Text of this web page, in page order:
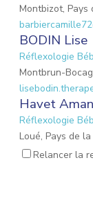
Montbizot, Pays
BODIN Lise
Réflexologie
Montbrun-
Havet
Réflexologie
Loué, Pays de
Relancer la